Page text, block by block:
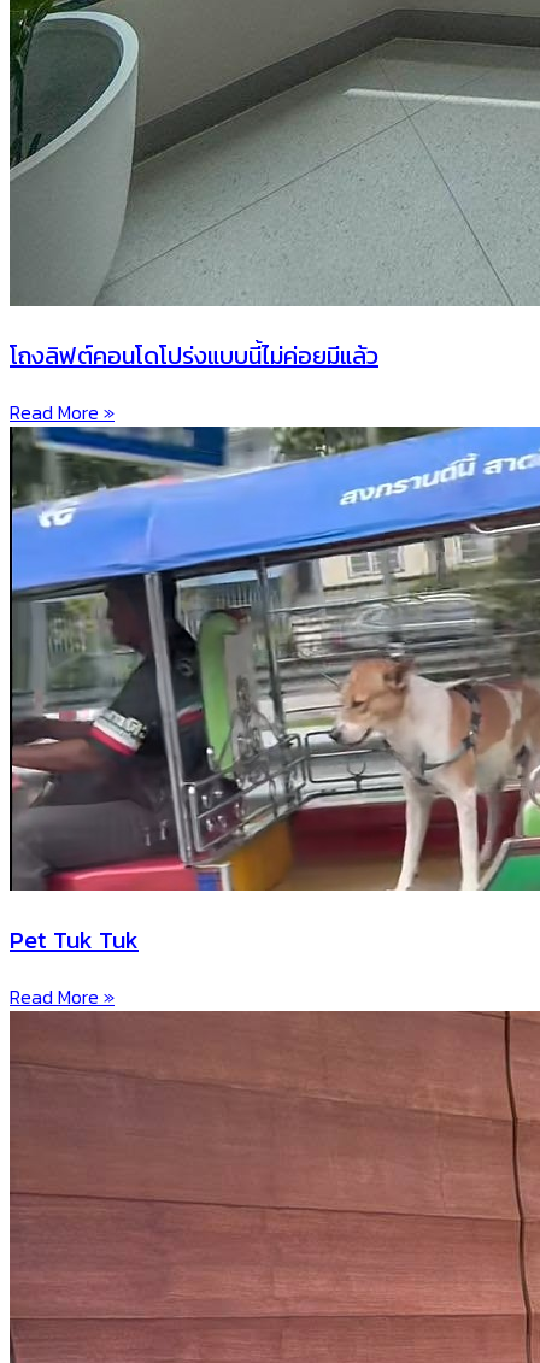
โถงลิฟต์คอนโดโปร่งแบบนี้ไม่ค่อยมีแล้ว
Read More »
Pet Tuk Tuk
Read More »